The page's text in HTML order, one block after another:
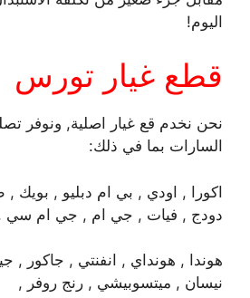
اليوم!
قطع غيار تورس
نحن نخدم قع غيار اصلية, ونوفر
السارات بما في ذلك:
اكورا , اودي , بي ام دبليو , بويك
دودج , فيات , جي ام , جي ام سي
هوندا , هونداي , انفنتي , جاكور ,
نيسان , ميتسوبيشي , رنج روفر ,